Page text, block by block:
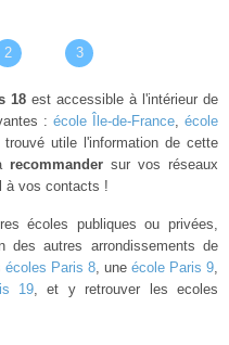
2 3
18 est accessible à l'intérieur de
: école Île-de-France, école
utile l'information de cette
recommandersur vos réseaux
à vos contacts !
écoles publiques ou privées,
des autres arrondissements de
écoles Paris 8, une école Paris 9,
19, et y retrouver les ecoles